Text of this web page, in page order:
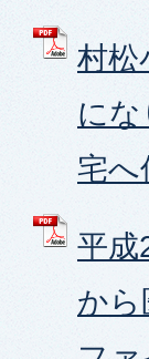
村松
に
宅へ
平成
から